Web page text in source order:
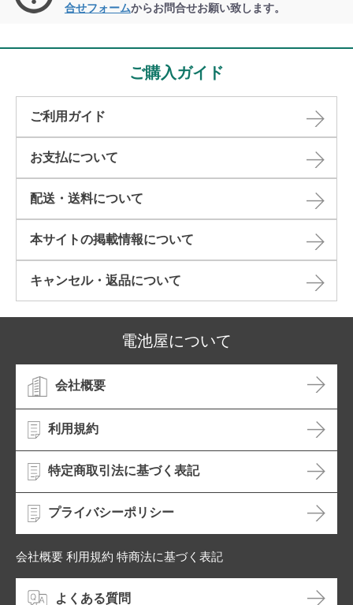
合せフォームからお問合せお願い致します。
ご購入ガイド
ご利用ガイド
お支払について
配送・送料について
本サイトの掲載情報について​
キャンセル・返品について​
電池屋について
会社概要
利用規約
特定商取引法に基づく表記
プライバシーポリシー
会社概要 利用規約 特商法に基づく表記
よくある質問